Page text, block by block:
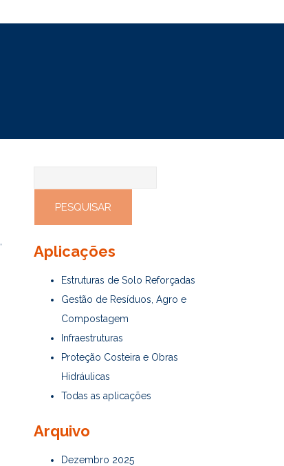
Aplicações
Estruturas de Solo Reforçadas
Gestão de Resíduos, Agro e
Compostagem
Infraestruturas
Proteção Costeira e Obras
Hidráulicas
Todas as aplicações
Arquivo
Dezembro 2025